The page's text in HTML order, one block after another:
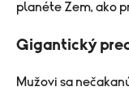
planéte Zem, ako
Gigantický
Mužovi sa